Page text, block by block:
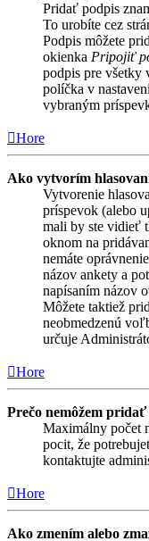
Pridať podpis
To urobíte cez
Podpis môžete
okienka Pripojiť
podpis pre všetky
políčka v
vybraným
Hore
Ako vytvorím
Vytvorenie
príspevok (alebo
mali by ste vidieť
oknom na
nemáte
názov ankety a
napísaním názov
Môžete taktiež
neobmedzenú
určuje
Hore
Prečo nemôžem pridať
Maximálny počet
pocit, že
kontaktujte
Hore
Ako zmením alebo